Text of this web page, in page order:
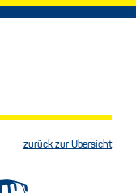
zurück zur Übersicht